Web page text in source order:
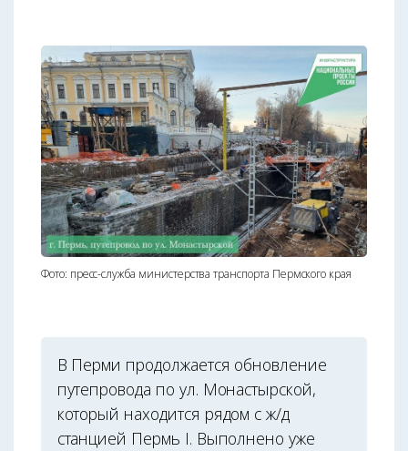
Фото: пресс-служба министерства транспорта Пермского края
В Перми продолжается обновление
путепровода по ул. Монастырской,
который находится рядом с ж/д
станцией Пермь I. Выполнено уже